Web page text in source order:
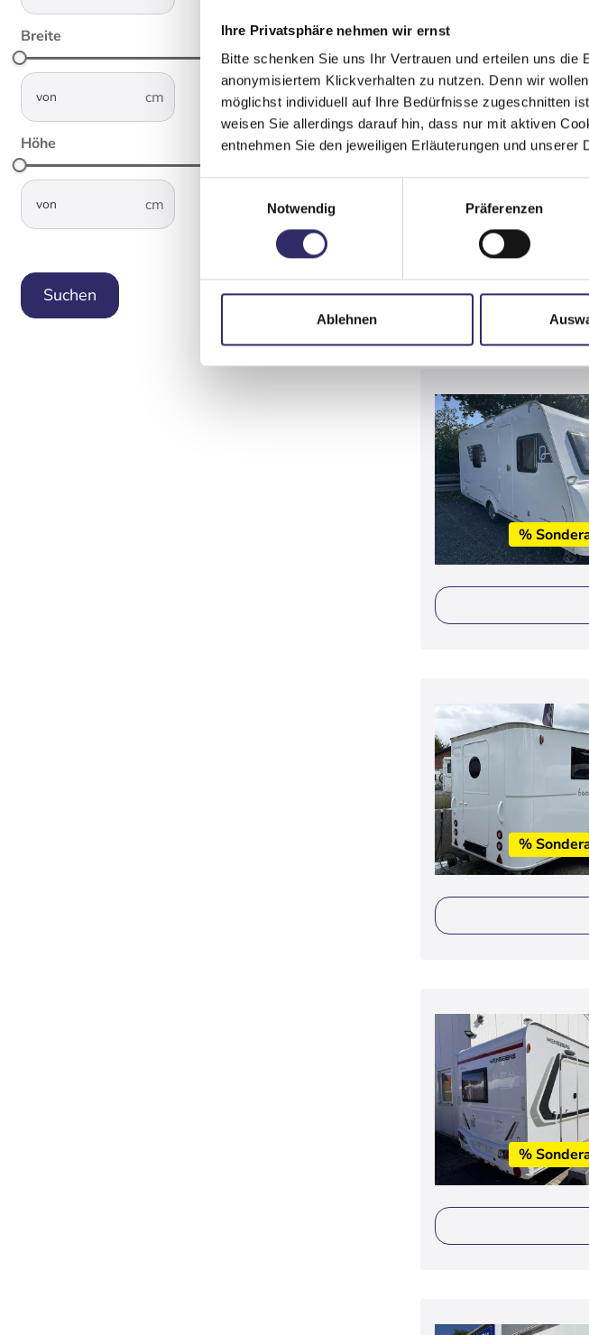
Ihre Privatsphäre nehmen wir ernst
Bitte schenken Sie uns Ihr Vertrauen und erteilen uns
anonymisiertem Klickverhalten zu nutzen. Denn wir
möglichst individuell auf Ihre Bedürfnisse zugeschnitten
weisen Sie allerdings darauf hin, dass nur mit aktiven
entnehmen Sie den jeweiligen Erläuterungen und unserer
Notwendig
Präferenzen
Ablehnen
Breite
not-visible not-visible
Höhe
not-visible
Filter zurücksetzen
%
%
%
%